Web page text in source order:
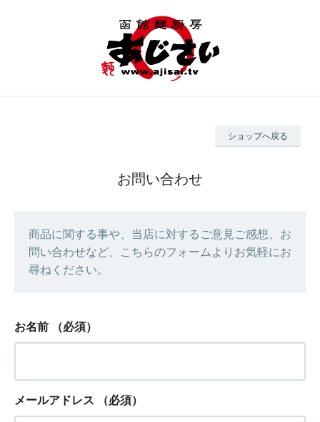
ショップへ戻る
お問い合わせ
商品に関する事や、当店に対するご意見ご感想、お
問い合わせなど、こちらのフォームよりお気軽にお
尋ねください。
お名前 （必須）
メールアドレス （必須）